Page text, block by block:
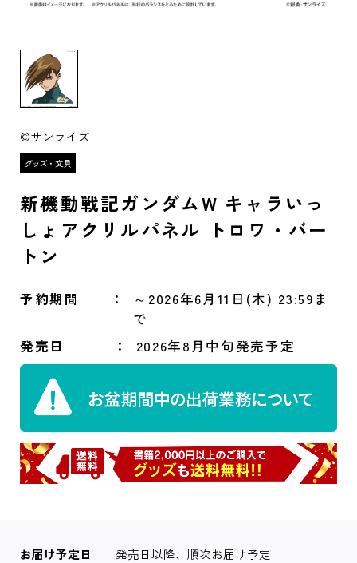
©サンライズ
新機動戦記ガンダムW キャラいっ
しょアクリルパネル トロワ・バー
トン
予約期間
～2026年6月11日(木) 23:59ま
で
発売日
2026年8月中旬発売予定
お届け予定日 発売日以降、順次お届け予定